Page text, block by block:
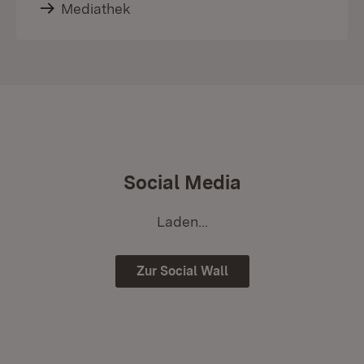
Mediathek
Social Media
Laden...
Zur Social Wall